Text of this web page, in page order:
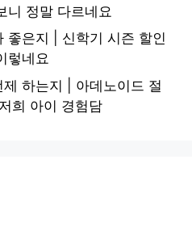
니 정말 다르네요
좋은지 | 신학기 시즌 할인
렇네요
하는지 | 아데노이드 절
희 아이 경험담